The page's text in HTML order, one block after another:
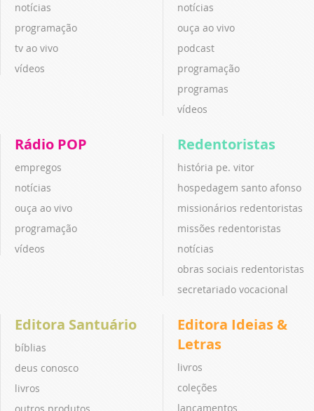
notícias
programação
tv ao vivo
vídeos
notícias
ouça ao vivo
podcast
programação
programas
vídeos
Rádio POP
empregos
notícias
ouça ao vivo
programação
vídeos
Redentoristas
história pe. vitor
hospedagem santo afonso
missionários redentoristas
missões redentoristas
notícias
obras sociais redentoristas
secretariado vocacional
Editora Santuário
bíblias
deus conosco
livros
Editora Ideias &
Letras
livros
coleções
lançamentos